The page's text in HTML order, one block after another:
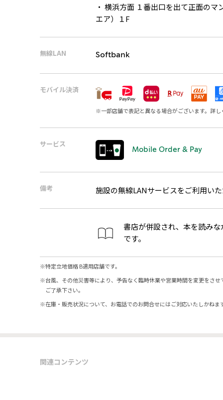
・ 横浜方面 １番出口を出て正面の
エア）１F
無線LAN Softbank
モバイル決済
※一部店舗で表記と異なる場合がございます。詳
サービス
Mobile Order & Pay
備考 施設の無線LANサービスをご利用い
書店が併設され、本を読み
です。
※特定立地価格 B適用店舗です。
※台風、その他災害等により、予告なく臨時休業や営業時間を変更をさ
ご了承下さい。
※在庫・販売状況について、お電話でのお問合せにはご対応いたしかねま
関連コンテンツ